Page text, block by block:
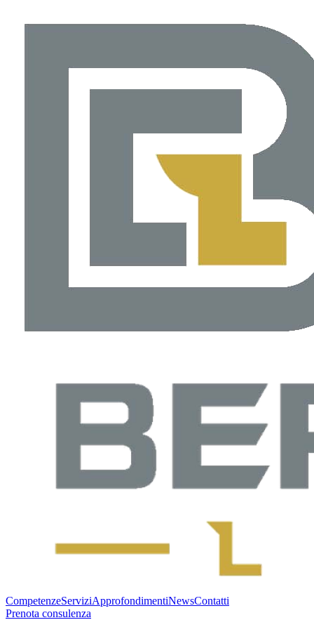
CompetenzeServiziApprofondimentiNewsContatti
Prenota consulenza